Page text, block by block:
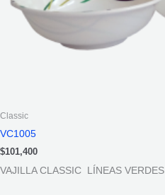
Classic
VC1005
$101,400
VAJILLA CLASSIC LÍNEAS VERDES